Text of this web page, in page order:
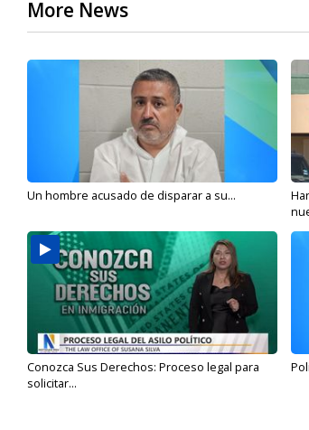
More News
Un hombre acusado de disparar a su...
Conozca Sus Derechos: Proceso legal para
solicitar...